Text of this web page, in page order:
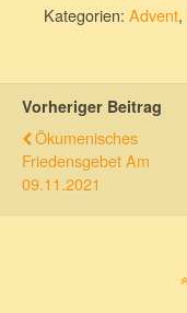
Kategorien: Advent,
Vorheriger Beitrag
Ökumenisches
Friedensgebet Am
09.11.2021